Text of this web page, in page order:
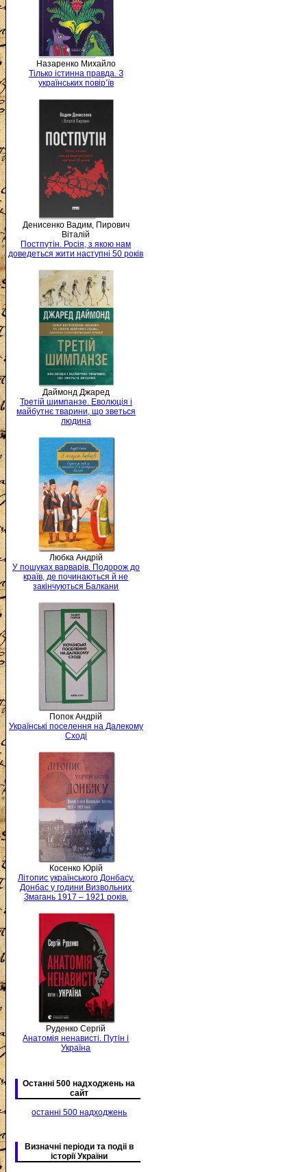
Назаренко Михайло
Тілько істинна правда. З
українських повір’їв
Денисенко Вадим, Пирович
Віталій
Постпутін. Росія, з якою нам
доведеться жити наступні 50 років
Даймонд Джаред
Третій шимпанзе. Еволюція і
майбутнє тварини, що зветься
людина
Любка Андрій
У пошуках варварів. Подорож до
країв, де починаються й не
закінчуються Балкани
Попок Андрій
Українські поселення на Далекому
Сході
Косенко Юрій
Літопис українського Донбасу.
Донбас у години Визвольних
Змагань 1917 – 1921 років.
Руденко Сергій
Анатомія ненависті. Путін і
Україна
Останні 500 надходжень на
сайт
останні 500 надходжень
Визначні періоди та подіі в
історії України